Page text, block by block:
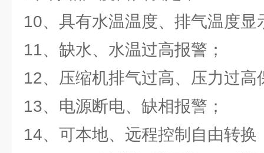
10、具有水温温度、排气温度显
11、缺水、水温过高报警；
12、压缩机排气过高、压力过高
13、电源断电、缺相报警；
14、可本地、远程控制自由转换